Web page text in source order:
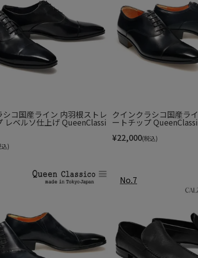
も可能です。
技術とデザイン力を集結させたブラ
るネオプレーン素材に改善に改善を
サッカー セリエAやチャンピオンリ
L4K3は他では再現不可能な比類なき
コ国産ライン 内羽根ストレ
レベルソ仕上げ QueenClassi
)
クインクラシコ国産ラ
ートチップ
¥22,000(税込)